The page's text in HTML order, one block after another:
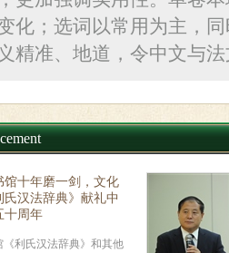
化；选词以常用为主，
精准、地道，令中文与法
馆十年磨一剑，文化
氏汉法辞典》献礼中
十周年
《利氏汉法辞典》和其他